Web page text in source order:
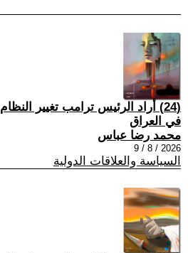
(24) أراد الرئيس ترامب تغيير
في العراق
محمد رضا عباس
2026 / 8 / 9
السياسة والعلاقات الدولية